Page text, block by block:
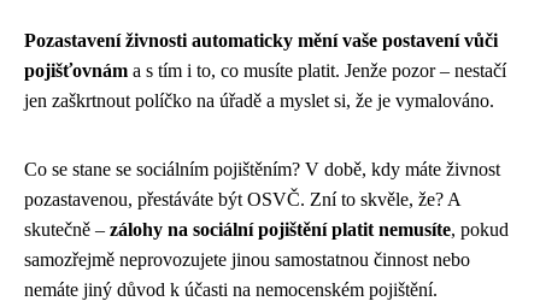
Pozastavení živnosti automaticky mění vaše postavení vůči
pojišťovnám a s tím i to, co musíte platit. Jenže pozor – nestačí
jen zaškrtnout políčko na úřadě a myslet si, že je vymalováno.
Co se stane se sociálním pojištěním? V době, kdy máte živnost
pozastavenou, přestáváte být OSVČ. Zní to skvěle, že? A
skutečně – zálohy na sociální pojištění platit nemusíte, pokud
samozřejmě neprovozujete jinou samostatnou činnost nebo
nemáte jiný důvod k účasti na nemocenském pojištění.